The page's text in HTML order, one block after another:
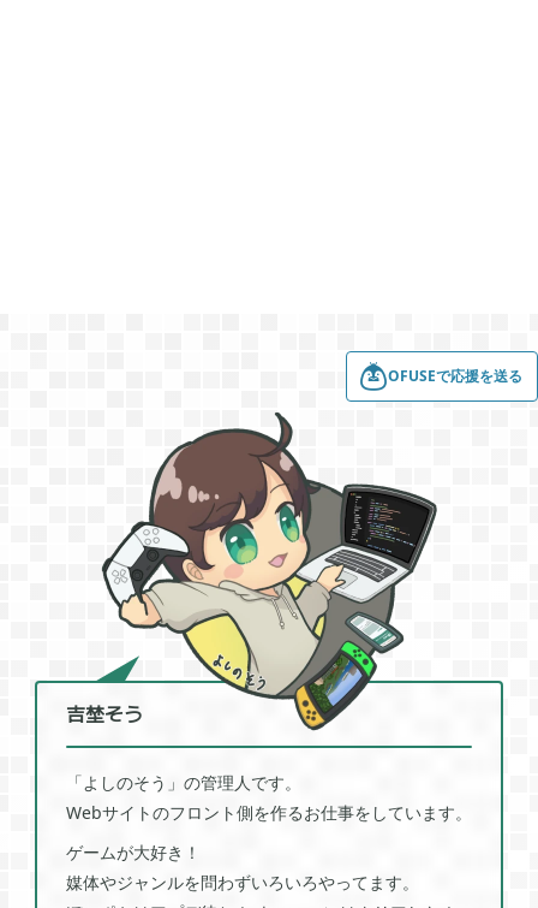
OFUSEで応援を送る
吉埜そう
「よしのそう」の管理人です。
Webサイトのフロント側を作るお仕事をしています。
ゲームが大好き！
媒体やジャンルを問わずいろいろやってます。